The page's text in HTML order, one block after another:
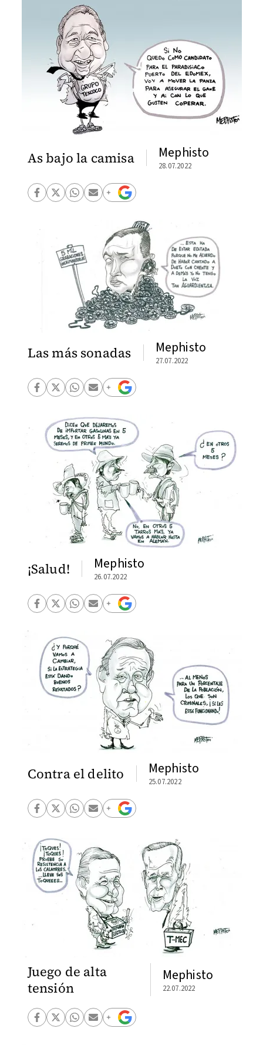
As bajo la camisa Mephisto
28.07.2022
Las más sonadas Mephisto
27.07.2022
¡Salud! Mephisto
26.07.2022
Contra el delito Mephisto
25.07.2022
Juego de alta
tensión
Mephisto
22.07.2022